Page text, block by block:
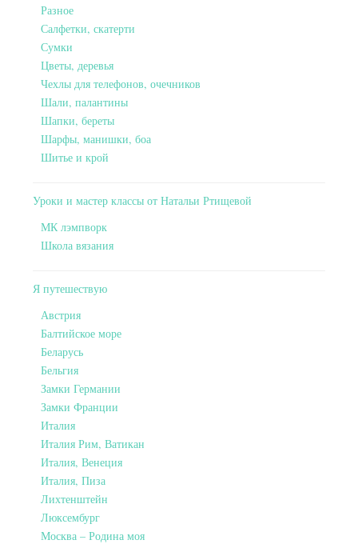
Разное
Салфетки, скатерти
Сумки
Цветы, деревья
Чехлы для телефонов, очечников
Шали, палантины
Шапки, береты
Шарфы, манишки, боа
Шитье и крой
Уроки и мастер классы от Натальи Ртищевой
МК лэмпворк
Школа вязания
Я путешествую
Австрия
Балтийское море
Беларусь
Бельгия
Замки Германии
Замки Франции
Италия
Италия Рим, Ватикан
Италия, Венеция
Италия, Пиза
Лихтенштейн
Люксембург
Москва – Родина моя